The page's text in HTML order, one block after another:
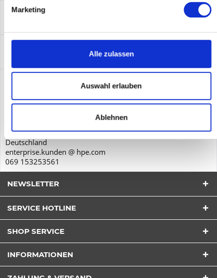
Marketing
Alle zulassen
Auswahl erlauben
Ablehnen
Ich habe dieDatenschutzerklärungverstanden und
stimme zu.*
Felder mit * sind Pflichtfelder
Leasing
Herrenberger Str. 140
Böblingen
Deutschland
enterprise.kunden @ hpe.com
069 153253561
NEWSLETTER
SERVICE HOTLINE
SHOP SERVICE
INFORMATIONEN